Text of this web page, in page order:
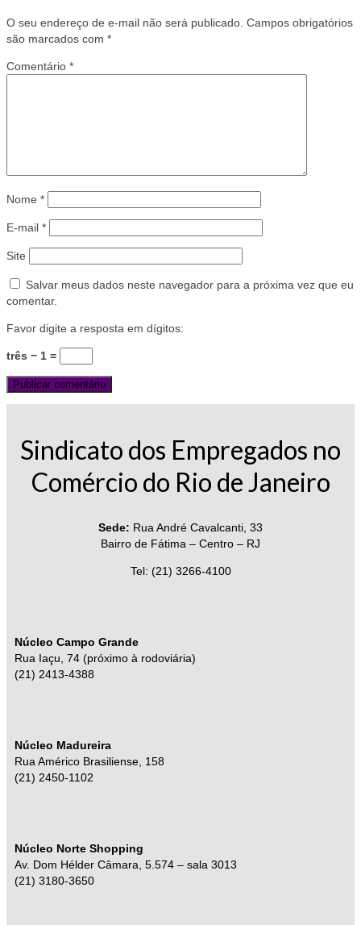
O seu endereço de e-mail não será publicado. Campos obrigatórios
são marcados com *
Comentário *
Nome *
E-mail *
Site
Salvar meus dados neste navegador para a próxima vez que eu
comentar.
Favor digite a resposta em dígitos:
três − 1 =
Sindicato dos Empregados no
Comércio do Rio de Janeiro
Sede: Rua André Cavalcanti, 33
Bairro de Fátima – Centro – RJ
Tel: (21) 3266-4100
Núcleo Campo Grande
Rua Iaçu, 74 (próximo à rodoviária)
(21) 2413-4388
Núcleo Madureira
Rua Américo Brasiliense, 158
(21) 2450-1102
Núcleo Norte Shopping
Av. Dom Hélder Câmara, 5.574 – sala 3013
(21) 3180-3650